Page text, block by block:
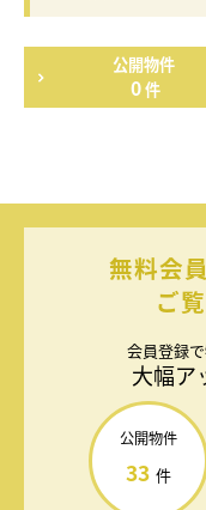
公開物件
0件
無料会
ご
会員登録で
大幅ア
公開物件
33 件